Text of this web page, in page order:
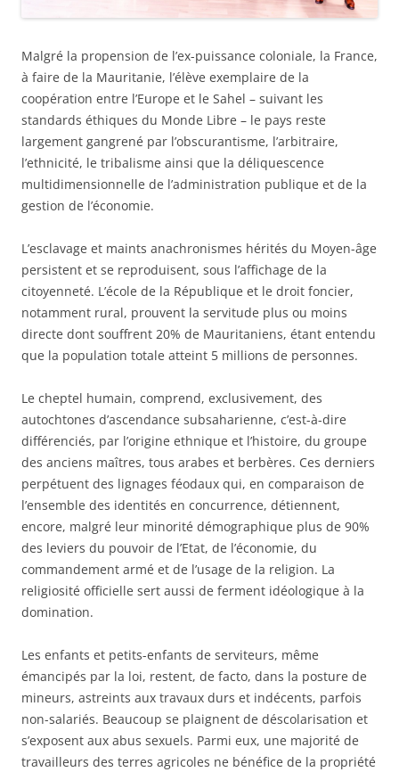
Malgré la propension de l’ex-puissance coloniale, la France,
à faire de la Mauritanie, l’élève exemplaire de la
coopération entre l’Europe et le Sahel – suivant les
standards éthiques du Monde Libre – le pays reste
largement gangrené par l’obscurantisme, l’arbitraire,
l’ethnicité, le tribalisme ainsi que la déliquescence
multidimensionnelle de l’administration publique et de la
gestion de l’économie.
L’esclavage et maints anachronismes hérités du Moyen-âge
persistent et se reproduisent, sous l’affichage de la
citoyenneté. L’école de la République et le droit foncier,
notamment rural, prouvent la servitude plus ou moins
directe dont souffrent 20% de Mauritaniens, étant entendu
que la population totale atteint 5 millions de personnes.
Le cheptel humain, comprend, exclusivement, des
autochtones d’ascendance subsaharienne, c’est-à-dire
différenciés, par l’origine ethnique et l’histoire, du groupe
des anciens maîtres, tous arabes et berbères. Ces derniers
perpétuent des lignages féodaux qui, en comparaison de
l’ensemble des identités en concurrence, détiennent,
encore, malgré leur minorité démographique plus de 90%
des leviers du pouvoir de l’Etat, de l’économie, du
commandement armé et de l’usage de la religion. La
religiosité officielle sert aussi de ferment idéologique à la
domination.
Les enfants et petits-enfants de serviteurs, même
émancipés par la loi, restent, de facto, dans la posture de
mineurs, astreints aux travaux durs et indécents, parfois
non-salariés. Beaucoup se plaignent de déscolarisation et
s’exposent aux abus sexuels. Parmi eux, une majorité de
travailleurs des terres agricoles ne bénéfice de la propriété